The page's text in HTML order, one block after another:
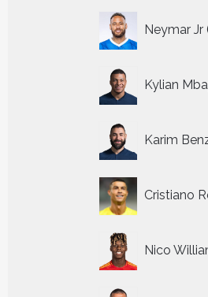
Neymar Jr
Kylian
Karim
Cristiano
Nico